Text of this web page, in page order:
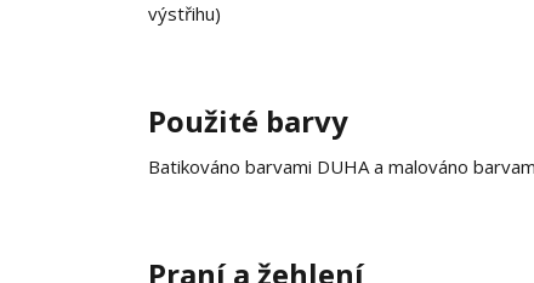
výstřihu)
Použité barvy
Batikováno barvami DUHA a malováno
Praní a žehlení